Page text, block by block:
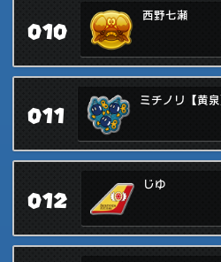
010
西野七瀬
011
ミチノリ【黄泉
012
じゆ